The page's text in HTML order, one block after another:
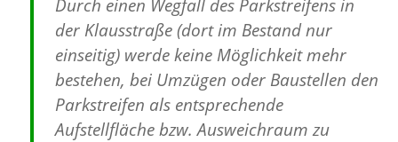
Durch einen Wegfall des Parkstreifens in
der Klausstraße (dort im Bestand nur
einseitig) werde keine Möglichkeit mehr
bestehen, bei Umzügen oder Baustellen den
Parkstreifen als entsprechende
Aufstellfläche bzw. Ausweichraum zu